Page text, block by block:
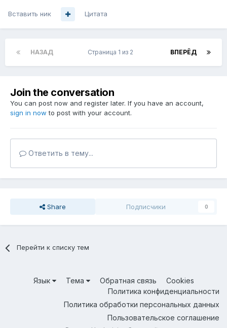
Вставить ник Цитата
НАЗАД ВПЕРЁД
Страница 1 из 2
Join the conversation
You can post now and register later. If you have an account,
sign in now to post with your account.
Ответить в тему...
Share Подписчики 0
Перейти к списку тем
Язык Тема Обратная связь
Cookies
Политика конфиденциальности
Политика обработки персональных данных
Пользовательское соглашение